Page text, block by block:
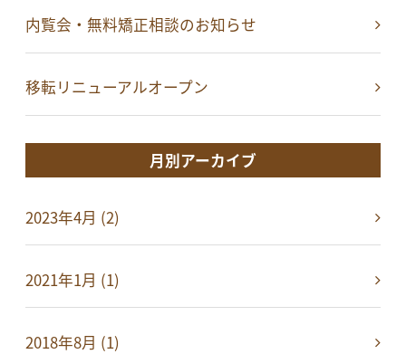
内覧会・無料矯正相談のお知らせ
移転リニューアルオープン
月別アーカイブ
2023年4月 (2)
2021年1月 (1)
2018年8月 (1)